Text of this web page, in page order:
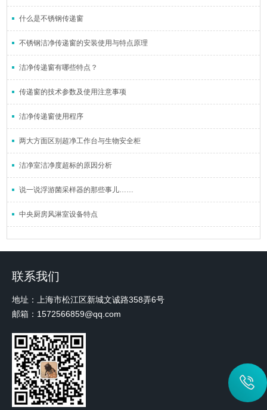
什么是不锈钢传递窗
不锈钢洁净传递窗的安装使用与特点原理
洁净传递窗有哪些特点？
传递窗的技术参数及使用注意事项
洁净传递窗使用程序
两大方面区别超净工作台与生物安全柜
洁净室洁净度超标的原因分析
说一说浮游菌采样器的那些事儿……
中央厨房风淋室设备特点
联系我们
地址：上海市松江区新城文诚路358弄6号
邮箱：1572566859@qq.com